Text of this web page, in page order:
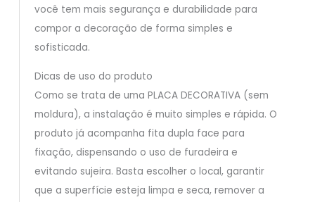
você tem mais segurança e durabilidade para
compor a decoração de forma simples e
sofisticada.
Dicas de uso do produto
Como se trata de uma PLACA DECORATIVA (sem
moldura), a instalação é muito simples e rápida. O
produto já acompanha fita dupla face para
fixação, dispensando o uso de furadeira e
evitando sujeira. Basta escolher o local, garantir
que a superfície esteja limpa e seca, remover a